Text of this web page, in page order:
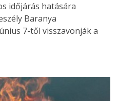
időjárás hatására
Baranya
7-től visszavonják a